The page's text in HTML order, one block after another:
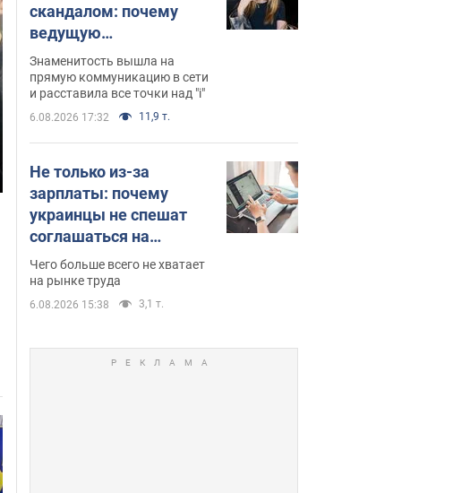
скандалом: почему
ведущую
несправедливо
захейтили
Знаменитость вышла на
прямую коммуникацию в сети
и расставила все точки над "i"
6.08.2026 17:32 11,9 т.
Не только из-за
зарплаты: почему
украинцы не спешат
соглашаться на
вакансии
Чего больше всего не хватает
на рынке труда
6.08.2026 15:38 3,1 т.